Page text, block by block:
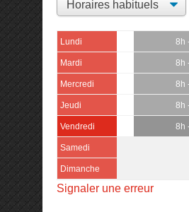
Lundi 8h
Mardi 8h
Mercredi 8h
Jeudi 8h
Vendredi 8h
Samedi
Dimanche
Signaler une erreur